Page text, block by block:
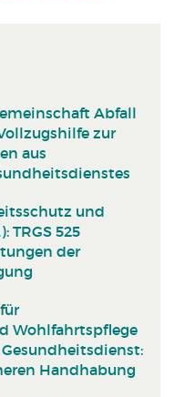
Abfall
zur
aus
und
TRGS 525
der
Wohlfahrtspflege
Handhabung